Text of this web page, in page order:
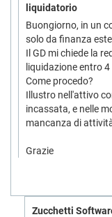
liquidatorio
Buongiorno, in un
solo da finanza
Il GD mi chiede la
liquidazione entro
Come procedo?
Illustro nell'attivo
incassata, e nelle
mancanza di
Grazie
Zucchetti